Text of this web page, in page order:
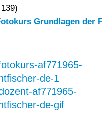
Grundlagen der